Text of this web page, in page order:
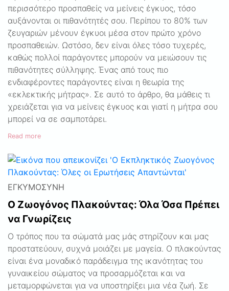
περισσότερο προσπαθείς να μείνεις έγκυος, τόσο
αυξάνονται οι πιθανότητές σου. Περίπου το 80% των
ζευγαριών μένουν έγκυοι μέσα στον πρώτο χρόνο
προσπαθειών. Ωστόσο, δεν είναι όλες τόσο τυχερές,
καθώς πολλοί παράγοντες μπορούν να μειώσουν τις
πιθανότητες σύλληψης. Ένας από τους πιο
ενδιαφέροντες παράγοντες είναι η θεωρία της
«εκλεκτικής μήτρας». Σε αυτό το άρθρο, θα μάθεις τι
χρειάζεται για να μείνεις έγκυος και γιατί η μήτρα σου
μπορεί να σε σαμποτάρει.
Read more
ΕΓΚΥΜΟΣΎΝΗ
Ο Ζωογόνος Πλακούντας: Όλα Όσα Πρέπει
να Γνωρίζεις
Ο τρόπος που τα σώματά μας μάς στηρίζουν και μας
προστατεύουν, συχνά μοιάζει με μαγεία. Ο πλακούντας
είναι ένα μοναδικό παράδειγμα της ικανότητας του
γυναικείου σώματος να προσαρμόζεται και να
μεταμορφώνεται για να υποστηρίξει μια νέα ζωή. Σε